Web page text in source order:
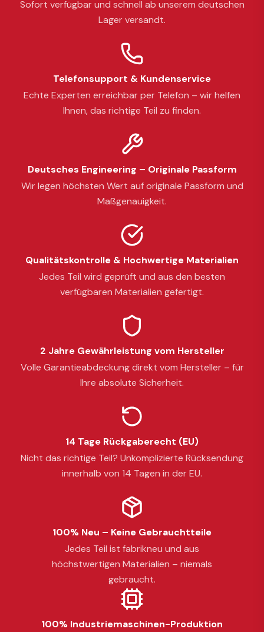
Sofort verfügbar und schnell ab unserem deutschen
Lager versandt.
Telefonsupport & Kundenservice
Echte Experten erreichbar per Telefon – wir helfen
Ihnen, das richtige Teil zu finden.
Deutsches Engineering – Originale Passform
Wir legen höchsten Wert auf originale Passform und
Maßgenauigkeit.
Qualitätskontrolle & Hochwertige Materialien
Jedes Teil wird geprüft und aus den besten
verfügbaren Materialien gefertigt.
2 Jahre Gewährleistung vom Hersteller
Volle Garantieabdeckung direkt vom Hersteller – für
Ihre absolute Sicherheit.
14 Tage Rückgaberecht (EU)
Nicht das richtige Teil? Unkomplizierte Rücksendung
innerhalb von 14 Tagen in der EU.
100% Neu – Keine Gebrauchtteile
Jedes Teil ist fabrikneu und aus
höchstwertigen Materialien – niemals
gebraucht.
100% Industriemaschinen-Produktion